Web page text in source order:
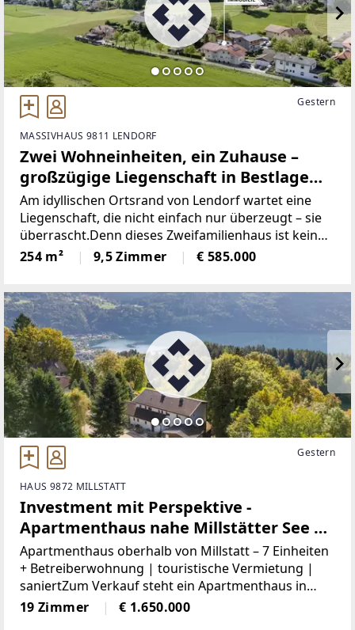
Gestern
MASSIVHAUS 9811 LENDORF
Zwei Wohneinheiten, ein Zuhause –
großzügige Liegenschaft in Bestlage
von Lendorf mit Gartenparadies &
Zukunftspotenzial
Am idyllischen Ortsrand von Lendorf wartet eine
Liegenschaft, die nicht einfach nur überzeugt – sie
überrascht.Denn dieses Zweifamilienhaus ist kein
Kompromiss. Es ist eine effiziente Kombination aus
Raum, Technik und Lebensgefühl. Ein Zuhause,
254 m² 9,5 Zimmer € 585.000
Gestern
HAUS 9872 MILLSTATT
Investment mit Perspektive -
Apartmenthaus nahe Millstätter See | 7
Apartments + Privatwohnung |
laufender Betrieb
Apartmenthaus oberhalb von Millstatt – 7 Einheiten
+ Betreiberwohnung | touristische Vermietung |
saniertZum Verkauf steht ein Apartmenthaus in
Matzelsdorf bei Millstatt auf einem ca. 2.798 m²
großen Grundstück. Die Liegenschaft umfasst
19 Zimmer € 1.650.000